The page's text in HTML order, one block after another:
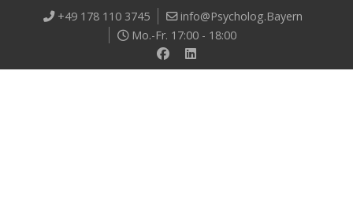
+49 178 110 3745
info@Psycholog.Bayern
Mo.-Fr. 17:00 - 18:00